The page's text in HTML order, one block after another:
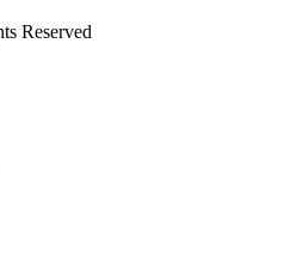
Reserved